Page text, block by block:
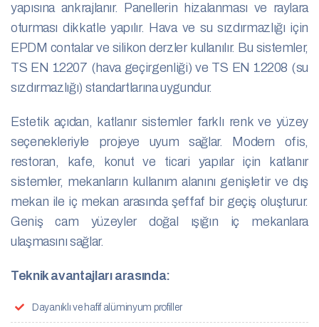
yapısına ankrajlanır. Panellerin hizalanması ve raylara
oturması dikkatle yapılır. Hava ve su sızdırmazlığı için
EPDM contalar ve silikon derzler kullanılır. Bu sistemler,
TS EN 12207 (hava geçirgenliği) ve TS EN 12208 (su
sızdırmazlığı) standartlarına uygundur.
Estetik açıdan, katlanır sistemler farklı renk ve yüzey
seçenekleriyle projeye uyum sağlar. Modern ofis,
restoran, kafe, konut ve ticari yapılar için katlanır
sistemler, mekanların kullanım alanını genişletir ve dış
mekan ile iç mekan arasında şeffaf bir geçiş oluşturur.
Geniş cam yüzeyler doğal ışığın iç mekanlara
ulaşmasını sağlar.
Teknik avantajları arasında:
Dayanıklı ve hafif alüminyum profiller